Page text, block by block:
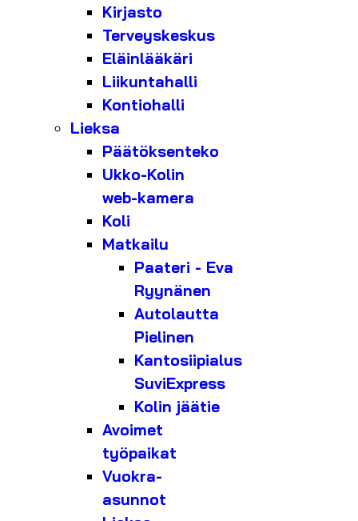
Kirjasto
Terveyskeskus
Eläinlääkäri
Liikuntahalli
Kontiohalli
Lieksa
Päätöksenteko
Ukko-Kolin
web-kamera
Koli
Matkailu
Paateri - Eva
Ryynänen
Autolautta
Pielinen
Kantosiipialus
SuviExpress
Kolin jäätie
Avoimet
työpaikat
Vuokra-
asunnot